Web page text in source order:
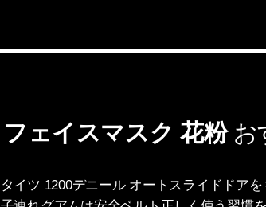
フェイスマスク 花粉お
タイツ 1200デニール オートスライドドア